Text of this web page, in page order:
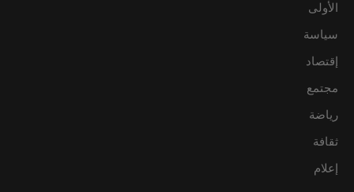
الأولى
سياسة
إقتصاد
مجتمع
رياضة
ثقافة
إعلام